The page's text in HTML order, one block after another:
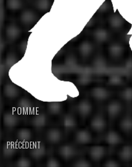
POMME
NAVIGATION
PRÉCÉDENT